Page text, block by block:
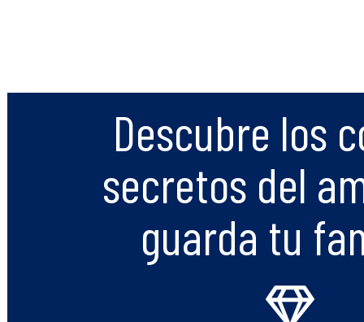
Descubre los
secretos del
guarda tu